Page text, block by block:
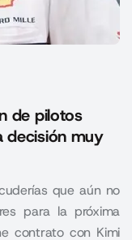
de pilotos
decisión muy
que aún no
para la próxima
contrato con Kimi